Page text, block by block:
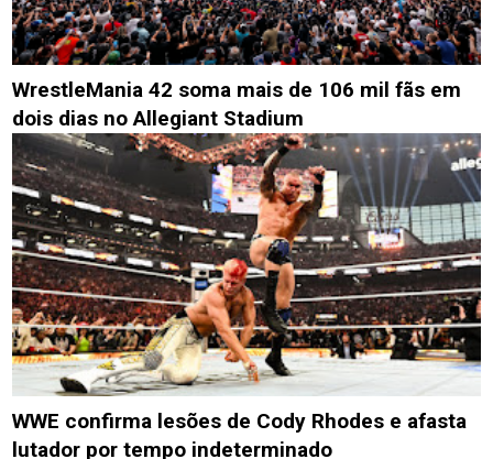
WrestleMania 42 soma mais de 106 mil fãs em
dois dias no Allegiant Stadium
WWE confirma lesões de Cody Rhodes e afasta
lutador por tempo indeterminado